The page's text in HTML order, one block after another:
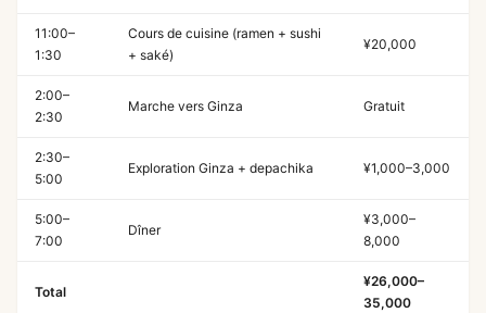
11:00–
1:30
Cours de cuisine (ramen + sushi
+ saké)
¥20,000
2:00–
2:30
Marche vers Ginza Gratuit
2:30–
5:00
Exploration Ginza + depachika ¥1,000–3,000
5:00–
7:00
Dîner
¥3,000–
8,000
Total
¥26,000–
35,000